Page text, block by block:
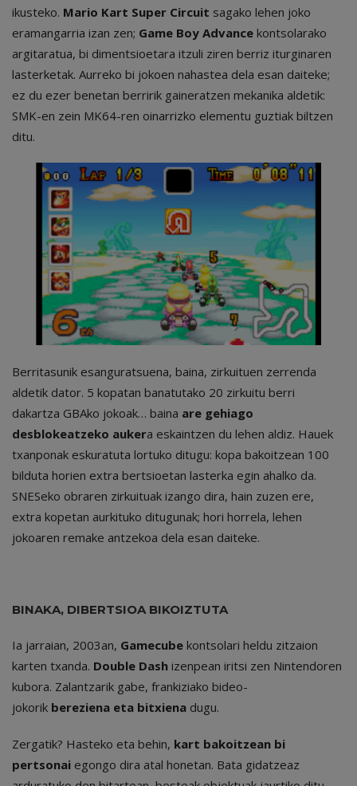
ikusteko. Mario Kart Super Circuit sagako lehen joko
eramangarria izan zen; Game Boy Advance kontsolarako
argitaratua, bi dimentsioetara itzuli ziren berriz iturginaren
lasterketak. Aurreko bi jokoen nahastea dela esan daiteke;
ez du ezer benetan berririk gaineratzen mekanika aldetik:
SMK-en zein MK64-ren oinarrizko elementu guztiak biltzen
ditu.
Berritasunik esanguratsuena, baina, zirkuituen zerrenda
aldetik dator. 5 kopatan banatutako 20 zirkuitu berri
dakartza GBAko jokoak… baina are gehiago
desblokeatzeko aukera eskaintzen du lehen aldiz. Hauek
txanponak eskuratuta lortuko ditugu: kopa bakoitzean 100
bilduta horien extra bertsioetan lasterka egin ahalko da.
SNESeko obraren zirkuituak izango dira, hain zuzen ere,
extra kopetan aurkituko ditugunak; hori horrela, lehen
jokoaren remake antzekoa dela esan daiteke.
BINAKA, DIBERTSIOA BIKOIZTUTA
Ia jarraian, 2003an, Gamecube kontsolari heldu zitzaion
karten txanda. Double Dash izenpean iritsi zen Nintendoren
kubora. Zalantzarik gabe, frankiziako bideo-
jokorik bereziena eta bitxiena dugu.
Zergatik? Hasteko eta behin, kart bakoitzean bi
pertsonai egongo dira atal honetan. Bata gidatzeaz